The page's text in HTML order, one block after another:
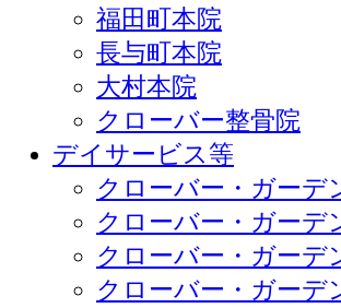
福田町本院
長与町本院
大村本院
クローバー整骨院
デイサービス等
クローバー・ガーデ
クローバー・ガーデ
クローバー・ガーデ
クローバー・ガーデ